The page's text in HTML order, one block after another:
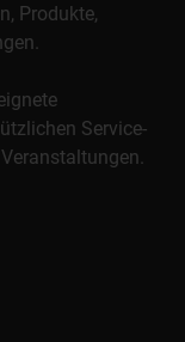
Produkte,
Service-